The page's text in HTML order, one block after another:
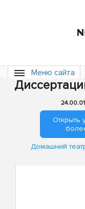
Меню сайта
Открыть
Домашний